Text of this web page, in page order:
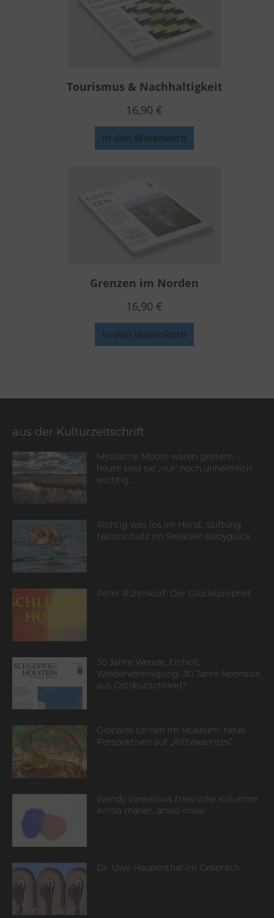
Tourismus & Nachhaltigkeit
16,90 €
In den Warenkorb
Grenzen im Norden
16,90 €
In den Warenkorb
aus der Kulturzeitschrift
Mystische Moore waren gestern –
heute sind sie ‚nur‘ noch unheimlich
wichtig…
Richtig was los im Horst. Stiftung
Naturschutz im Seeadler-Babyglück
Peter Rühmkorf: Der Glücksprophet
30 Jahre Wende, Einheit,
Wiedervereinigung. 30 Jahre Neonazis
aus Ostdeutschland?
Globales Lernen im Museum: Neue
Perspektiven auf „Altbekanntes“
Wendy Vanselows friesische Kolumne:
Amso maner, amso muar
Dr. Uwe Haupenthal im Gespräch